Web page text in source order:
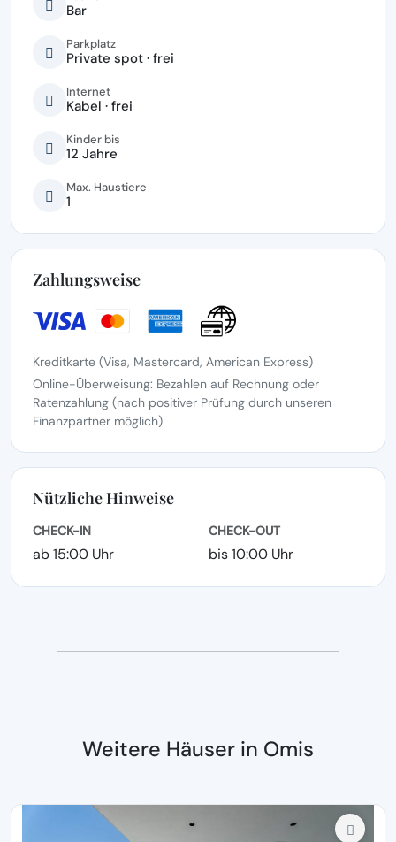
Bar
Parkplatz
Private spot · frei
Internet
Kabel · frei
Kinder bis
12 Jahre
Max. Haustiere
1
Zahlungsweise
Kreditkarte (Visa, Mastercard, American Express)
Online-Überweisung: Bezahlen auf Rechnung oder
Ratenzahlung (nach positiver Prüfung durch unseren
Finanzpartner möglich)
Nützliche Hinweise
CHECK-IN
ab 15:00 Uhr
CHECK-OUT
bis 10:00 Uhr
Weitere Häuser in Omis